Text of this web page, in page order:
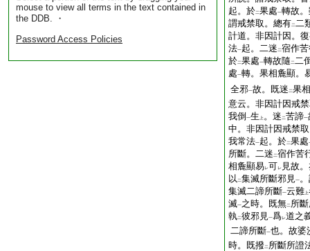
mouse to view all terms in the text contained in
the DDB. ・
Password Access Policies
起。於二果處一轉故
謂戒禁取。總有二二
計道。非因計因。
法一起。二迷 二宿作
於二果處一轉故隨 二二
處一轉。果相麁顯。
全邪一故。既迷 二果相
意云。非因計因戒
我倒 一生 上 。迷 二苦諦一
中。非因計因戒禁
我常法一起。於二果處
所斷。二迷 二宿作苦
相麁顯易レ可レ 見故
以 二集滅所斷邪見一
集滅二諦所斷一云難 上
滅一之時。既無二 所
執二彼邪見一爲レ道之
二諦所斷一也。故婆
時。既撥二 所斷所證